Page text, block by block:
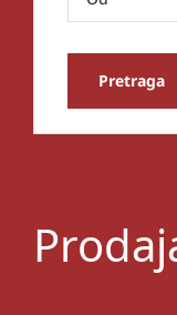
Pretraga